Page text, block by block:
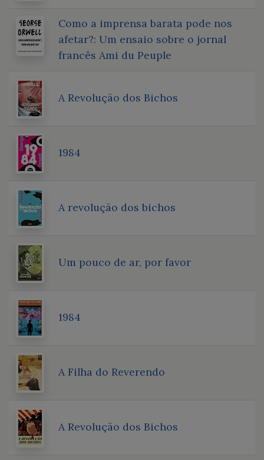
Como a imprensa barata pode nos
afetar?: Um ensaio sobre o jornal
francês Ami du Peuple
A Revolução dos Bichos
1984
A revolução dos bichos
Um pouco de ar, por favor
1984
A Filha do Reverendo
A Revolução dos Bichos